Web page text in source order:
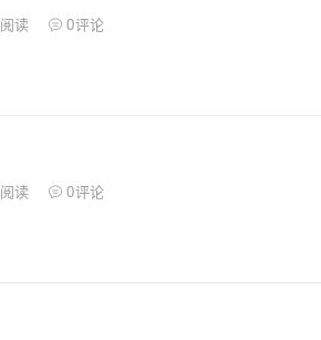
阅读 0评论
阅读 0评论